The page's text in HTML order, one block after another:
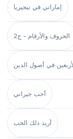
إماراتي في نيجيريا
الحروف والأرقام - ج2
في أصول الدين
أحب جيراني
أريد ذلك الحب